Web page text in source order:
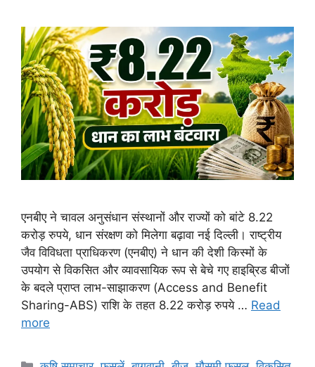
एनबीए ने चावल अनुसंधान संस्थानों और राज्यों को बांटे 8.22
करोड़ रुपये, धान संरक्षण को मिलेगा बढ़ावा नई दिल्ली। राष्ट्रीय
जैव विविधता प्राधिकरण (एनबीए) ने धान की देशी किस्मों के
उपयोग से विकसित और व्यावसायिक रूप से बेचे गए हाइब्रिड बीजों
के बदले प्राप्त लाभ-साझाकरण (Access and Benefit
Sharing-ABS) राशि के तहत 8.22 करोड़ रुपये … Read
more